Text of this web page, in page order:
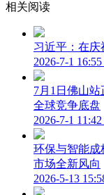
相关阅读
习近平：在庆
2026-7-1 16:55
7月1日佛山
全球竞争底盘
2026-7-1 11:42
环保与智能成
市场全新风向
2026-5-13